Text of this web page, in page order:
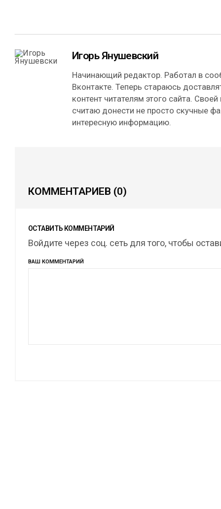
Игорь Янушевский
Начинающий редактор. Работал в
Вконтакте. Теперь стараюсь
контент читателям этого сайта.
считаю донести не просто скучные
интересную информацию.
КОММЕНТАРИЕВ (0)
ОСТАВИТЬ КОММЕНТАРИЙ
Войдите через соц. сеть для того, чтобы
ВАШ КОММЕНТАРИЙ